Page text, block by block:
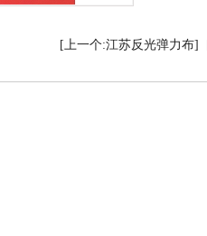
[上一个:江苏反光弹力布]